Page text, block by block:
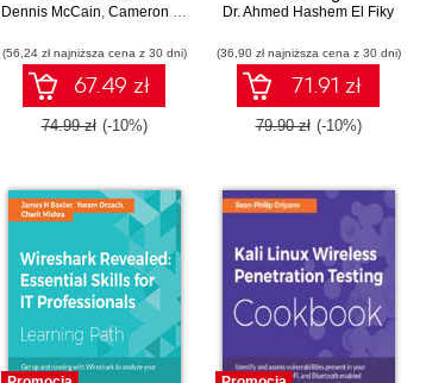
Successfully develop,
LTE and 5G enterprise
IoT systems
Dennis McCain, Cameron Coursey
(56,24 zł najniższa cena z 30 dni)
67.49 zł
74.99 zł (-10%)
Dr. Ahmed Hashem El Fiky
(36,90 zł najniższa cena z 30 dni)
71.91 zł
79.90 zł (-10%)